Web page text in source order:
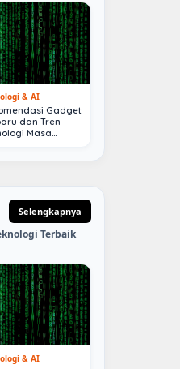
& AI
Gadget
dan Tren
Masa
Selengkapnya
Terbaik
& AI